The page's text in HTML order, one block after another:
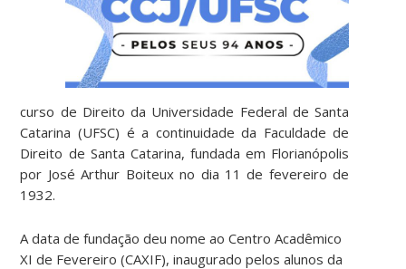
curso de Direito da Universidade Federal de Santa
Catarina (UFSC) é a continuidade da Faculdade de
Direito de Santa Catarina, fundada em Florianópolis
por José Arthur Boiteux no dia 11 de fevereiro de
1932.
A data de fundação deu nome ao Centro Acadêmico
XI de Fevereiro (CAXIF), inaugurado pelos alunos da